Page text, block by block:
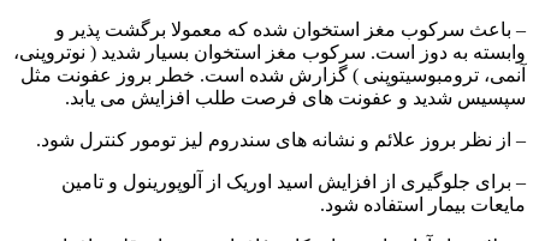
– باعث سرکوب مغز استخوان شده که معمولا برگشت پذیر و
وابسته به دوز است. سرکوب مغز استخوان بسیار شدید ( نوتروپنی،
آنمی، ترومبوسیتوپنی ) گزارش شده است. خطر بروز عفونت مثل
سپسیس شدید و عفونت های فرصت طلب افزایش می یابد.
– از نظر بروز علائم و نشانه های سندروم لیز تومور کنترل شود.
– برای جلوگیری از افزایش اسید اوریک از آلوپورینول و تامین
مایعات بیمار استفاده شود.